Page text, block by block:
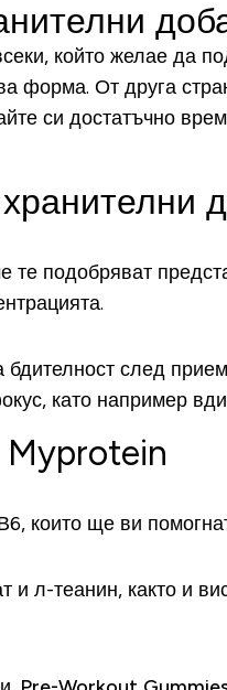
който желае да
форма. От друга
си достатъчно
подобряват
след
като например
които ще ви
и л-теанин, както и